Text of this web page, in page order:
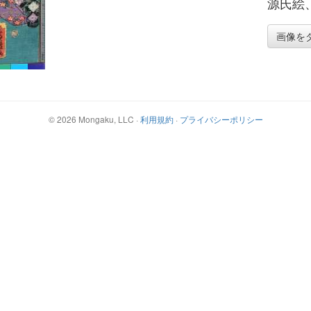
画像を
©2026 Mongaku, LLC · 利用規約 · プライバシーポリシー